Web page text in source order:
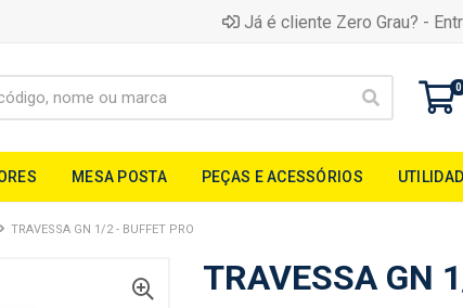
Já é cliente Zero Grau? -
0
MESA POSTA PEÇAS E ACESSÓRIOS
TRAVESSA GN 1/2 - BUFFET PRO
TRAVESSA GN